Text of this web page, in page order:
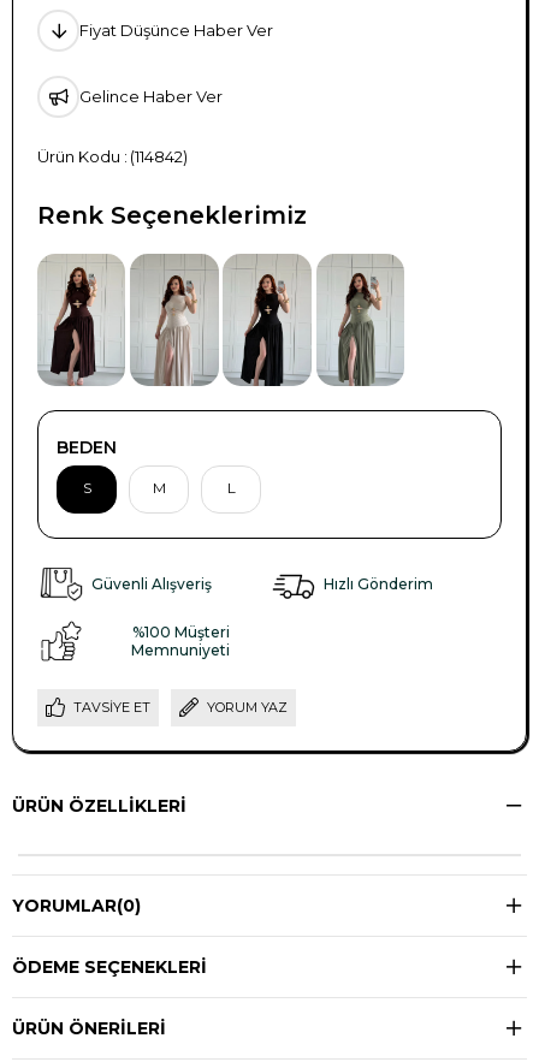
Fiyat Düşünce Haber Ver
Gelince Haber Ver
(114842)
Renk Seçeneklerimiz
BEDEN
S M L
Güvenli Alışveriş Hızlı Gönderim
%100 Müşteri
Memnuniyeti
TAVSIYE ET YORUM YAZ
ÜRÜN ÖZELLIKLERI
YORUMLAR(0)
ÖDEME SEÇENEKLERI
ÜRÜN ÖNERILERI